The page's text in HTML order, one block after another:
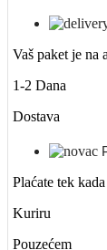
Vaš paket je na
1-2 Dana
Dostava
Plaćate tek
Kuriru
Pouzećem